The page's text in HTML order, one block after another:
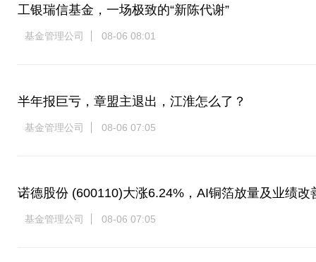
工银瑞信基金，一场极致的“新陈代谢”
基金管理公司 08-06 08:01
半年报巨亏，章盟主退出，江淮怎么了？
基金管理公司 08-06 07:05
诺德股份 (600110)大涨6.24%，AI铜箔放量及业绩改
基金管理公司 08-06 07:05